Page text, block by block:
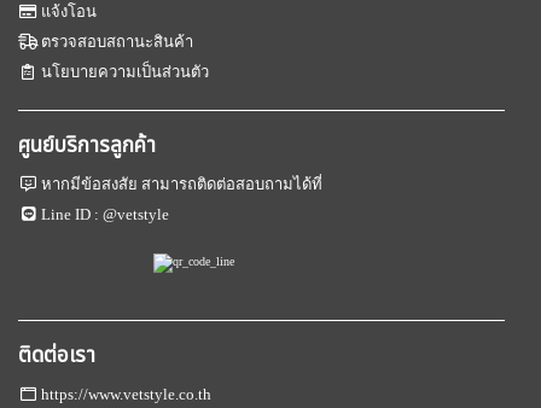
แจ้งโอน
ตรวจสอบสถานะสินค้า
นโยบายความเป็นส่วนตัว
ศูนย์บริการลูกค้า
หากมีข้อสงสัย สามารถติดต่อสอบถามได้ที่
Line ID :@vetstyle
ติดต่อเรา
https://www.vetstyle.co.th